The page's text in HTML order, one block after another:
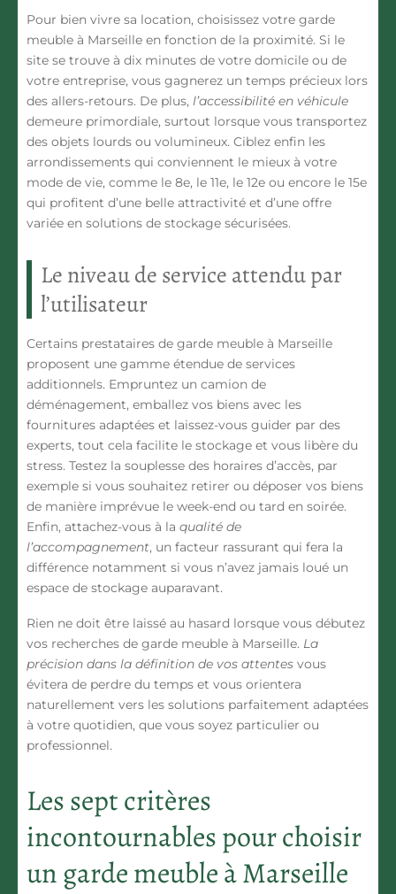
Pour bien vivre sa location, choisissez votre garde
meuble à Marseille en fonction de la proximité. Si le
site se trouve à dix minutes de votre domicile ou de
votre entreprise, vous gagnerez un temps précieux lors
des allers-retours. De plus, l’accessibilité en véhicule
demeure primordiale, surtout lorsque vous transportez
des objets lourds ou volumineux. Ciblez enfin les
arrondissements qui conviennent le mieux à votre
mode de vie, comme le 8e, le 11e, le 12e ou encore le 15e
qui profitent d’une belle attractivité et d’une offre
variée en solutions de stockage sécurisées.
Le niveau de service attendu par
l’utilisateur
Certains prestataires de garde meuble à Marseille
proposent une gamme étendue de services
additionnels. Empruntez un camion de
déménagement, emballez vos biens avec les
fournitures adaptées et laissez-vous guider par des
experts, tout cela facilite le stockage et vous libère du
stress. Testez la souplesse des horaires d’accès, par
exemple si vous souhaitez retirer ou déposer vos biens
de manière imprévue le week-end ou tard en soirée.
Enfin, attachez-vous à la qualité de
l’accompagnement, un facteur rassurant qui fera la
différence notamment si vous n’avez jamais loué un
espace de stockage auparavant.
Rien ne doit être laissé au hasard lorsque vous débutez
vos recherches de garde meuble à Marseille. La
précision dans la définition de vos attentes vous
évitera de perdre du temps et vous orientera
naturellement vers les solutions parfaitement adaptées
à votre quotidien, que vous soyez particulier ou
professionnel.
Les sept critères
incontournables pour choisir
un garde meuble à Marseille